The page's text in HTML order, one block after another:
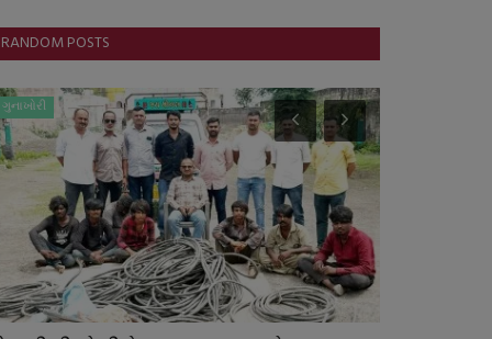
RANDOM POSTS
ગુનાખોરી